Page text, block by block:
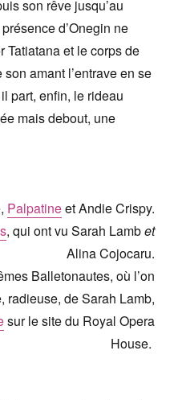
son rêve jusqu’au
d’Onegin ne
Tatiatana et le corps de
amant l’entrave en se
part, enfin, le rideau
mais debout, une
Palpatineet Andie Crispy.
, qui ont vu Sarah Lambet
Alina Cojocaru.
Balletonautes, où l’on
radieuse, de Sarah Lamb,
sur le site du Royal Opera
House.